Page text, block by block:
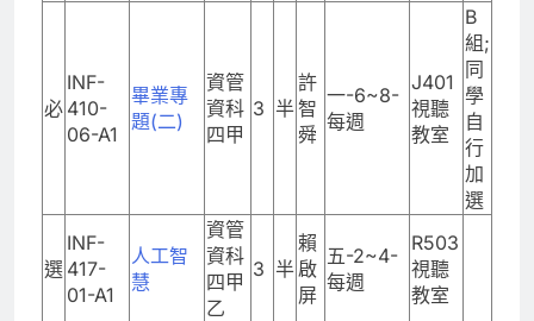
必
INF-
410-
06-A1
畢業專
題(二)
資管
資科
四甲
3 半
許
智
舜
一-6~8-
每週
J401
視聽
教室
B
組;
同
學
自
行
加
選
選
INF-
417-
01-A1
人工智
慧
資管
資科
四甲
乙
3 半
賴
啟
屏
五-2~4-
每週
R503
視聽
教室